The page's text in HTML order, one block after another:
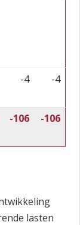
-4 -4
-106 -106
lasten